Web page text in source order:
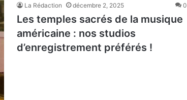
La Rédaction décembre 2, 2025 0
Les temples sacrés de la musique
américaine : nos studios
d’enregistrement préférés !